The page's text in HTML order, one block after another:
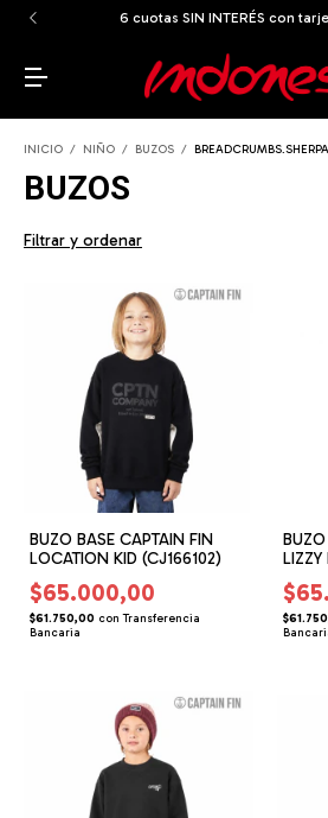
ENVÍOS GRATIS A TODO EL PAÍS a
INICIO / NIÑO / BUZOS /
BUZOS
Filtrar y ordenar
BUZO BASE CAPTAIN FIN
LOCATION KID (CJ166102)
$65.000,00
$61.750,00 con Transferencia
Bancaria
LIZZY